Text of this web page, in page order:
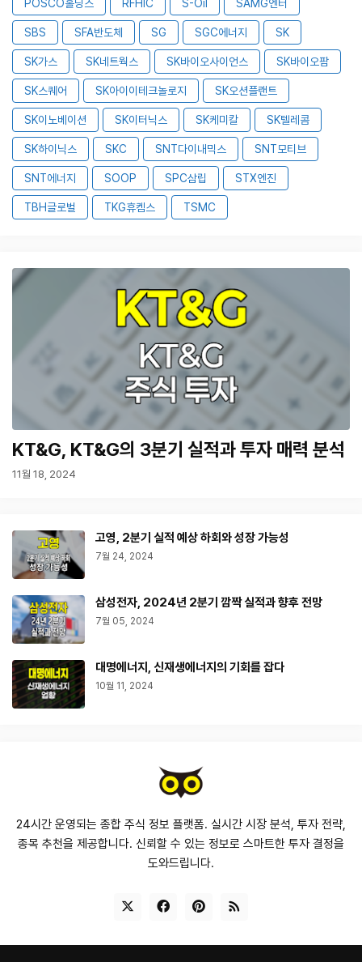
POSCO홀딩스 RFHIC S-Oil SAMG엔터
SBS SFA반도체 SG SGC에너지 SK
SK가스 SK네트웍스 SK바이오사이언스 SK바이오팜
SK스퀘어 SK아이이테크놀로지 SK오션플랜트
SK이노베이션 SK이터닉스 SK케미칼 SK텔레콤
SK하이닉스 SKC SNT다이내믹스 SNT모티브
SNT에너지 SOOP SPC삼립 STX엔진
TBH글로벌 TKG휴켐스 TSMC
KT&G, KT&G의 3분기 실적과 투자 매력 분석
11월 18, 2024
고영, 2분기 실적 예상 하회와 성장 가능성
7월 24, 2024
삼성전자, 2024년 2분기 깜짝 실적과 향후 전망
7월 05, 2024
대명에너지, 신재생에너지의 기회를 잡다
10월 11, 2024
24시간 운영되는 종합 주식 정보 플랫폼. 실시간 시장 분석, 투자 전략,
종목 추천을 제공합니다. 신뢰할 수 있는 정보로 스마트한 투자 결정을
도와드립니다.